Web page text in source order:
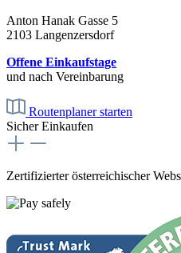
Anton Hanak Gasse 5
2103 Langenzersdorf
Offene Einkaufstage
und nach Vereinbarung
Routenplaner starten
Sicher Einkaufen
Zertifizierter österreichischer